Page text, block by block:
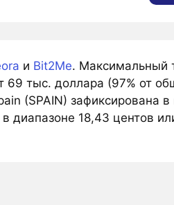
и Bit2Me. Максимальный
69 тыс. доллара (97% от
(SPAIN) зафиксирована в
диапазоне 18,43 центов